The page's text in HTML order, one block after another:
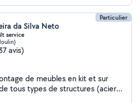
Particulier
da Silva Neto
service
avis)
de meubles en kit et sur
tous types de structures (acier,